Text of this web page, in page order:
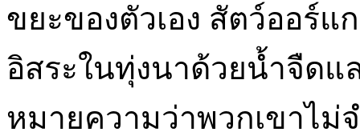
ขยะของตัวเอง สัตว์ออร์
อิสระในทุ่งนาด้วยน้ำจืด
หมายความว่าพวกเขาไม่